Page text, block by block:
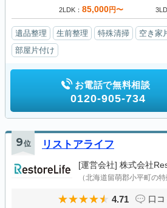
2LDK 85,000円〜
遺品整理 生前整理 特殊清掃 空き家
部屋片付け
お電話で無料相談
0120-905-734
9位 リストアライフ
[運営会社] 株式会社
（北海道留萌郡小平町の特
4.71 口コ